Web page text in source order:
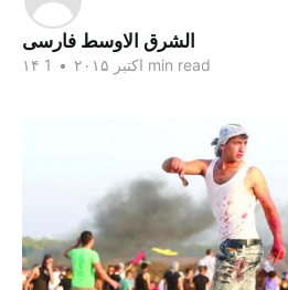
الشرق الاوسط فارسی
۱۴ اکتبر ۲۰۱۵ • 1 min read